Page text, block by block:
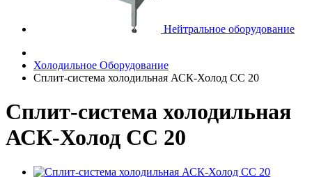
Нейтральное оборудование
Холодильное Оборудование
Сплит-система холодильная АСК-Холод CC 20
Сплит-система холодильная
АСК-Холод CC 20